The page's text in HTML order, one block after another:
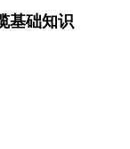
基础知识